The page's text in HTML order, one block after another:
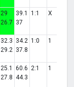
29
26.7
39.1
37
1:1 X
32.3
29.2
34.2
37.8
1:0 1
25.1
27.8
60.6
44.3
2:1 1